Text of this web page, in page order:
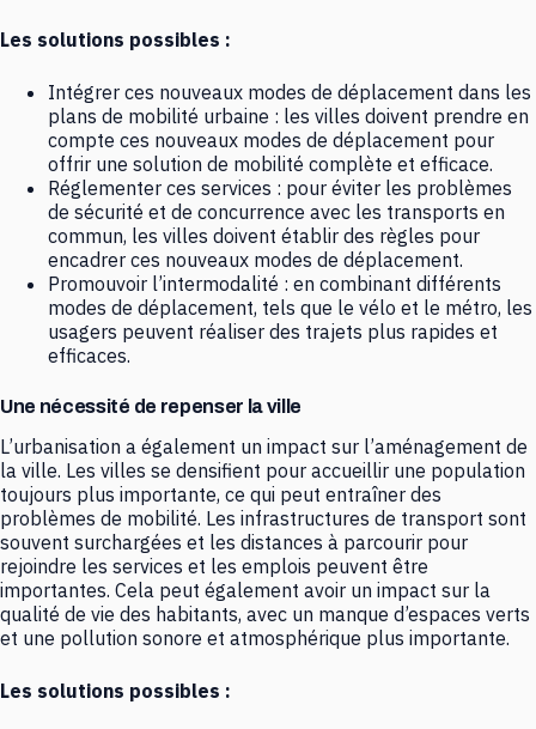
Les solutions possibles :
Intégrer ces nouveaux modes de déplacement dans les
plans de mobilité urbaine : les villes doivent prendre en
compte ces nouveaux modes de déplacement pour
offrir une solution de mobilité complète et efficace.
Réglementer ces services : pour éviter les problèmes
de sécurité et de concurrence avec les transports en
commun, les villes doivent établir des règles pour
encadrer ces nouveaux modes de déplacement.
Promouvoir l’intermodalité : en combinant différents
modes de déplacement, tels que le vélo et le métro, les
usagers peuvent réaliser des trajets plus rapides et
efficaces.
Une nécessité de repenser la ville
L’urbanisation a également un impact sur l’aménagement de
la ville. Les villes se densifient pour accueillir une population
toujours plus importante, ce qui peut entraîner des
problèmes de mobilité. Les infrastructures de transport sont
souvent surchargées et les distances à parcourir pour
rejoindre les services et les emplois peuvent être
importantes. Cela peut également avoir un impact sur la
qualité de vie des habitants, avec un manque d’espaces verts
et une pollution sonore et atmosphérique plus importante.
Les solutions possibles :